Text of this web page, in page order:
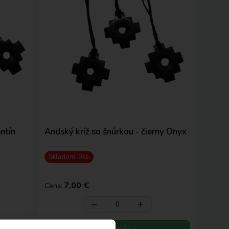
Andský kríž so šnúrkou - čierny Onyx
Skladom: 0ks
Cena: 7,00 €
‒ +